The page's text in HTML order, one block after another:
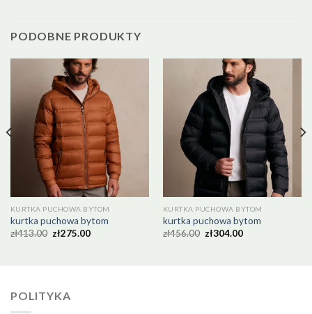
PODOBNE PRODUKTY
KURTKA PUCHOWA BYTOM
kurtka puchowa bytom
zł413.00 zł275.00
KURTKA PUCHOWA BYTOM
kurtka puchowa bytom
zł456.00 zł304.00
POLITYKA